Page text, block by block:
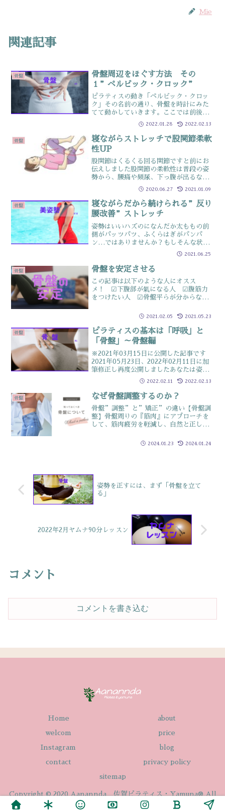
Mie
関連記事
骨盤
骨盤周辺をほぐす方法 その
１”ペルビック・クロック”
ピラティスの動き「ペルビック・クロッ
ク」その名前の通り、骨盤を時計にみた
てて動かしていきます。ここでは前後左
右に円を描く動きを紹介しています
2022.01.28 2022.02.13
骨盤
寝ながらストレッチで股関節柔軟
性UP
股関節はくるくる回る関節ですと前にお
伝えしました股関節の柔軟性は普段の姿
勢から、腰痛や頻尿、下っ腹が出るなど
など身体のトラブルに関係していること
が多くありますですので柔軟性を高めて
おいた方がいい場所とはいえ股関節が硬
い人や運動からしばらく離...
2020.06.27 2021.01.09
骨盤
寝ながらだから続けられる”反り
腰改善”ストレッチ
姿勢はいいハズのになんだか太ももの前
側がパッツパツ、ふくらはぎがパンパ
ン…ではありませんか？もしそんな状態
なら、いわゆる「反り腰」になっている
のかもしれません（※みぞおち辺りを反
っている人も含みます）判定方法はカン
タン、床に仰向けに寝転んだ...
2021.06.25
骨盤 骨盤を安定させる
この記事は以下のような人にオスス
メ！ ☑下腹部が氣になる人 ☑腹筋力
をつけたい人 ☑骨盤平らが分からない
要ピラティスでは最初に「骨盤ニュート
メしている理由それは骨盤の向...
2021.02.05 2021.05.23
骨盤
ピラティスの基本は「呼吸」と
「骨盤」～骨盤編
※2021年03月15日に公開した記事です
2021年05月23日、2022年02月11日に加
筆修正し再度公開しましたあなたは姿勢
が崩れていることを意識していても ✔
どうやって治せばいいのか分からない
✔何から行えばいいのかわからない ✔ど
れ...
2022.02.11 2022.02.13
骨盤 なぜ骨盤調整するのか？
骨盤”調整”と”矯正”の違い【骨盤調
整】骨盤周りの『筋肉』にアプローチを
して、筋肉疲労を軽減し、自然と正しい
の『骨』にアプローチして、解剖学的に
2024.01.23 2024.01.24
姿勢を正すには、まず「骨盤を立て
る」
2022年2月ヤムナ90分レッスン
コメント
コメントを書き込む
Home about
welcom price
Instagram blog
contact privacy policy
sitemap
Copyright © 2020 Aanannda 佐賀ピラティス・Yamuna® All
Rights Reserved.